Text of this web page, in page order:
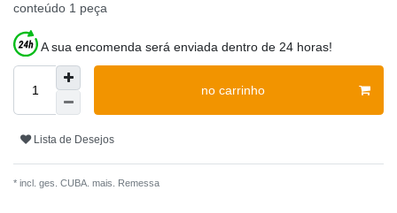
conteúdo 1 peça
A sua encomenda será enviada dentro de 24 horas!
no carrinho
Lista de Desejos
* incl. ges. CUBA. mais. Remessa